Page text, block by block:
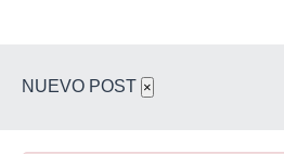
NUEVO POST ×